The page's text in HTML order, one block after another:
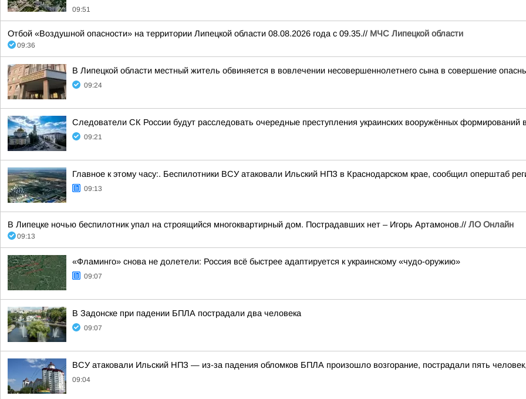
09:51
Отбой «Воздушной опасности» на территории Липецкой области 08.08.2026 года с 09.35.// МЧС Липецкой области
09:36
В Липецкой области местный житель обвиняется в вовлечении несовершеннолетнего сына в совершение
09:24
Следователи СК России будут расследовать очередные преступления украинских вооружённых
09:21
Главное к этому часу:. Беспилотники ВСУ атаковали Ильский НПЗ в Краснодарском крае, сообщил оперштаб
09:13
В Липецке ночью беспилотник упал на строящийся многоквартирный дом. Пострадавших нет – Игорь Артамонов.// ЛО Онлайн
09:13
«Фламинго» снова не долетели: Россия всё быстрее адаптируется к украинскому «чудо-оружию»
09:07
В Задонске при падении БПЛА пострадали два человека
09:07
ВСУ атаковали Ильский НПЗ — из-за падения обломков БПЛА произошло возгорание, пострадали пять
09:04